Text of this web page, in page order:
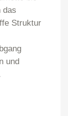
das
Struktur
und